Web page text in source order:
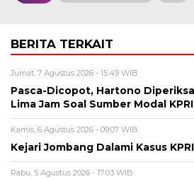
BERITA TERKAIT
Jumat, 7 Agustus 2026 - 15:49 WIB
Pasca-Dicopot, Hartono
Lima Jam Soal Sumber Modal KPRI
Kamis, 6 Agustus 2026 - 09:07 WIB
Kejari Jombang Dalami Kasus
Rabu, 5 Agustus 2026 - 17:03 WIB